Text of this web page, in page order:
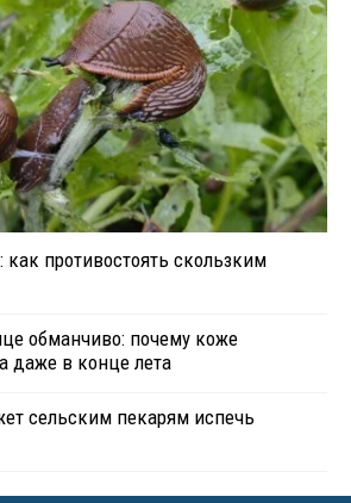
противостоять скользким
обманчиво: почему коже
даже в конце лета
сельским пекарям испечь